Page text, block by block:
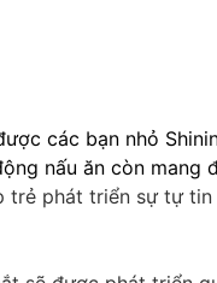
các bạn nhỏ
nấu ăn còn mang
phát triển sự tự